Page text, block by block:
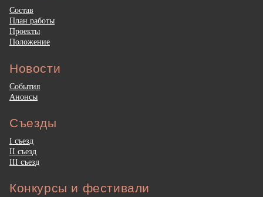
Состав
План работы
Проекты
Положение
Новости
События
Анонсы
Съезды
I съезд
II съезд
III съезд
Конкурсы и фестивали